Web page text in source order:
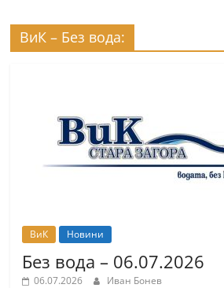
ВиК – Без вода:
ВиК Новини
Без вода – 06.07.2026
06.07.2026 Иван Бонев